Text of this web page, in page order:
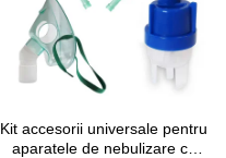
Kit accesorii universale pentru
aparatele de nebulizare cu